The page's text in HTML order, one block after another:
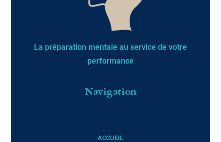
La préparation mentale au service de votre
performance​
Navigation
ACCUEIL